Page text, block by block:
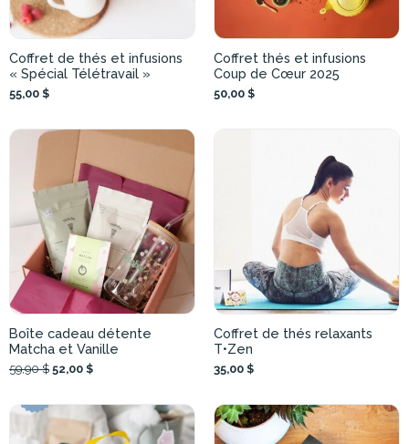
Coffret de thés et infusions
« Spécial Télétravail »
55,00 $
Coffret thés et infusions
Coup de Cœur 2025
50,00 $
Boîte cadeau détente
Matcha et Vanille
59,90 $ 52,00 $
Coffret de thés relaxants
T•Zen
35,00 $